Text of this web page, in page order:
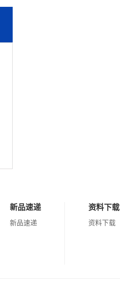
新品速递
新品速递
资料下载
资料下载